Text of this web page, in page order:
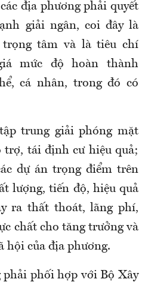
địa phương phải quyết
giải ngân, coi đây là
tâm và là tiêu chí
mức độ hoàn thành
cá nhân, trong đó có
trung giải phóng mặt
trợ, tái định cư hiệu quả;
dự án trọng điểm trên
lượng, tiến độ, hiệu quả
ra thất thoát, lãng phí,
chất cho tăng trưởng và
hội của địa phương.
phải phối hợp với Bộ Xây